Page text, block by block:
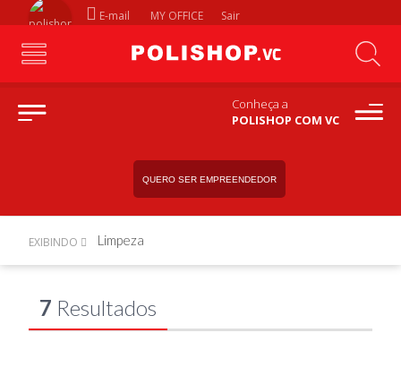
E-mail MY OFFICE Sair
Conheça a
POLISHOP COM VC
QUERO SER EMPREENDEDOR
EXIBINDO Limpeza
7 Resultados